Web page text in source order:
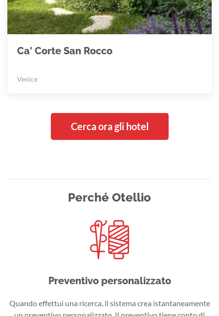
Ca' Corte San Rocco
Venice
Cerca ora gli hotel
Perché Otellio
Preventivo personalizzato
Quando effettui una ricerca, il sistema crea istantaneamente